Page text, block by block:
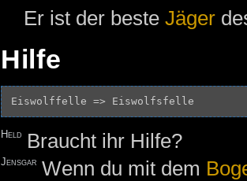
Er ist der beste Jäger
Hilfe
Held Braucht ihr Hilfe?
Jensgar Wenn du mit dem